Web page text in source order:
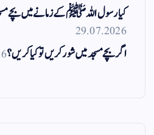
کیا رسول اللہ ﷺ کے زمانے میں بچے
29.07.2026
اگر بچے مسجد میں شور کریں تو کیا کریں؟